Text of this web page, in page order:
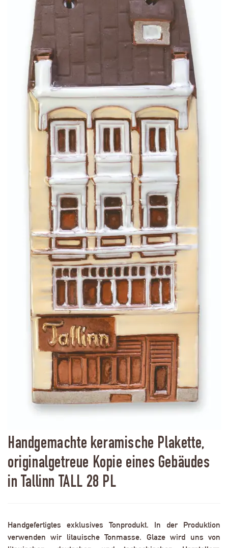
Handgemachte keramische Plakette,
originalgetreue Kopie eines Gebäudes
in Tallinn TALL 28 PL
Handgefertigtes exklusives Tonprodukt. In der Produktion
verwenden wir litauische Tonmasse. Glaze wird uns von